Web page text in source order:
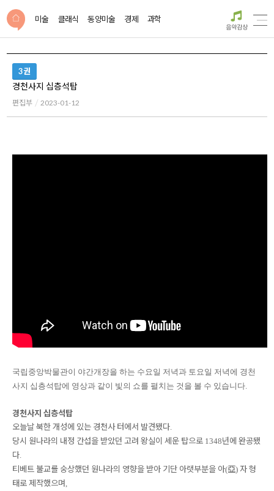
미술 클래식 동양미술 경제 과학
음악감상
3권
경천사지 십층석탑
편집부 2023-01-12
국립중앙박물관이 야간개장을 하는 수요일 저녁과 토요일 저녁에 경천
사지 십층석탑에 영상과 같이 빛의 쇼를 펼치는 것을 볼 수 있습니다.
경천사지 십층석탑
오늘날 북한 개성에 있는 경천사 터에서 발견됐다.
당시 원나라의 내정 간섭을 받았던 고려 왕실이 세운 탑으로 1348년에 완공됐
다.
티베트 불교를 숭상했던 원나라의 영향을 받아 기단 아랫부분을 아(亞) 자 형
태로 제작했으며